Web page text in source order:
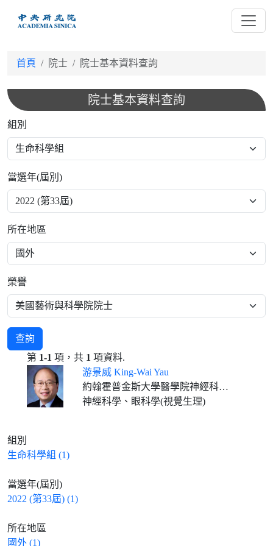
首頁 院士 院士基本資料查詢
院士基本資料查詢
組別
當選年(屆別)
所在地區
榮譽
查詢
第 1-1 項，共 1 項資料.
游景威 King-Wai Yau
約翰霍普金斯大學醫學院神經科學系暨眼科學系教授
神經科學、眼科學(視覺生理)
組別
生命科學組 (1)
當選年(屆別)
2022 (第33屆) (1)
所在地區
國外 (1)